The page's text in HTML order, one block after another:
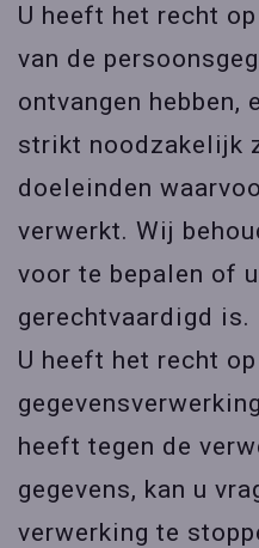
U heeft het recht
van de
ontvangen hebben,
strikt noodzakelijk
doeleinden
verwerkt. Wij
voor te bepalen of
gerechtvaardigd is.
U heeft het recht
heeft tegen de
gegevens, kan u
verwerking te